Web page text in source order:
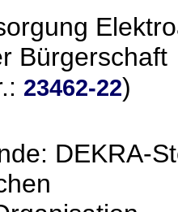
Bürgerschaft
23462-22)
DEKRA-